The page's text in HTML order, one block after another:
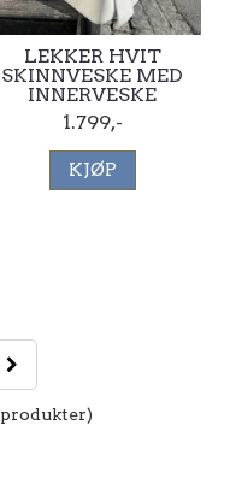
LEKKER HVIT
SKINNVESKE MED
INNERVESKE
1.799,-
KJØP
produkter)